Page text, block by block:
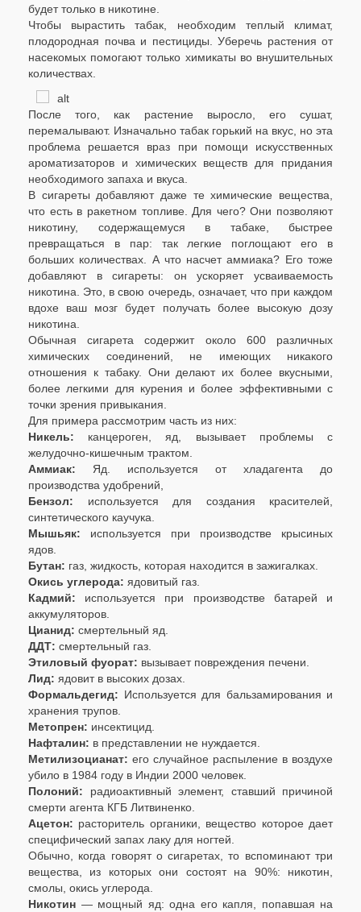
будет только в никотине.
Чтобы вырастить табак, необходим теплый климат,
плодородная почва и пестициды. Уберечь растения от
насекомых помогают только химикаты во внушительных
количествах.
После того, как растение выросло, его сушат,
перемалывают. Изначально табак горький на вкус, но эта
проблема решается враз при помощи искусственных
ароматизаторов и химических веществ для придания
необходимого запаха и вкуса.
В сигареты добавляют даже те химические вещества,
что есть в ракетном топливе. Для чего? Они позволяют
никотину, содержащемуся в табаке, быстрее
превращаться в пар: так легкие поглощают его в
больших количествах. А что насчет аммиака? Его тоже
добавляют в сигареты: он ускоряет усваиваемость
никотина. Это, в свою очередь, означает, что при каждом
вдохе ваш мозг будет получать более высокую дозу
никотина.
Обычная сигарета содержит около 600 различных
химических соединений, не имеющих никакого
отношения к табаку. Они делают их более вкусными,
более легкими для курения и более эффективными с
точки зрения привыкания.
Для примера рассмотрим часть из них:
Никель: канцероген, яд, вызывает проблемы с
желудочно-кишечным трактом.
Аммиак: Яд. используется от хладагента до
производства удобрений,
Бензол: используется для создания красителей,
синтетического каучука.
Мышьяк: используется при производстве крысиных
ядов.
Бутан: газ, жидкость, которая находится в зажигалках.
Окись углерода: ядовитый газ.
Кадмий: используется при производстве батарей и
аккумуляторов.
Цианид: смертельный яд.
ДДТ: смертельный газ.
Этиловый фуорат: вызывает повреждения печени.
Лид: ядовит в высоких дозах.
Формальдегид: Используется для бальзамирования и
хранения трупов.
Метопрен: инсектицид.
Нафталин: в представлении не нуждается.
Метилизоцианат: его случайное распыление в воздухе
убило в 1984 году в Индии 2000 человек.
Полоний: радиоактивный элемент, ставший причиной
смерти агента КГБ Литвиненко.
Ацетон: расторитель органики, вещество которое дает
специфический запах лаку для ногтей.
Обычно, когда говорят о сигаретах, то вспоминают три
вещества, из которых они состоят на 90%: никотин,
смолы, окись углерода.
Никотин — мощный яд: одна его капля, попавшая на